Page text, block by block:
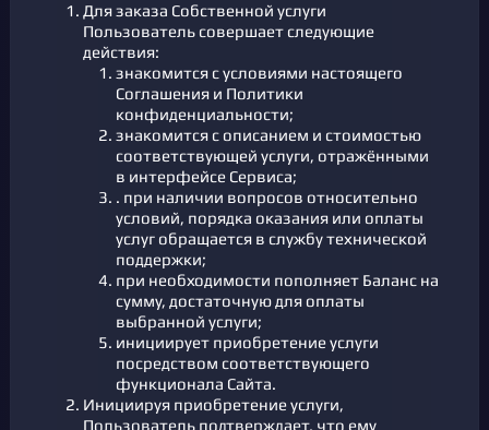
Для заказа Собственной услуги
Пользователь совершает следующие
действия:
знакомится с условиями настоящего
Соглашения и Политики
конфиденциальности;
знакомится с описанием и стоимостью
соответствующей услуги, отражёнными
в интерфейсе Сервиса;
. при наличии вопросов относительно
условий, порядка оказания или оплаты
услуг обращается в службу технической
поддержки;
при необходимости пополняет Баланс на
сумму, достаточную для оплаты
выбранной услуги;
инициирует приобретение услуги
посредством соответствующего
функционала Сайта.
Инициируя приобретение услуги,
Пользователь подтверждает, что ему